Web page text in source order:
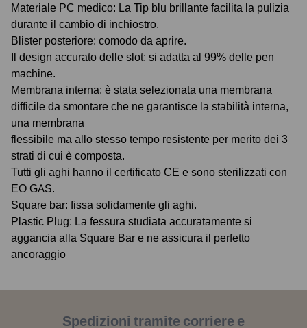
Materiale PC medico: La Tip blu brillante facilita la pulizia
durante il cambio di inchiostro.
Blister posteriore: comodo da aprire.
Il design accurato delle slot: si adatta al 99% delle pen
machine.
Membrana interna: è stata selezionata una membrana
difficile da smontare che ne garantisce la stabilità interna,
una membrana
flessibile ma allo stesso tempo resistente per merito dei 3
strati di cui è composta.
Tutti gli aghi hanno il certificato CE e sono sterilizzati con
EO GAS.
Square bar: fissa solidamente gli aghi.
Plastic Plug: La fessura studiata accuratamente si
aggancia alla Square Bar e ne assicura il perfetto
ancoraggio
Spedizioni tramite corriere e